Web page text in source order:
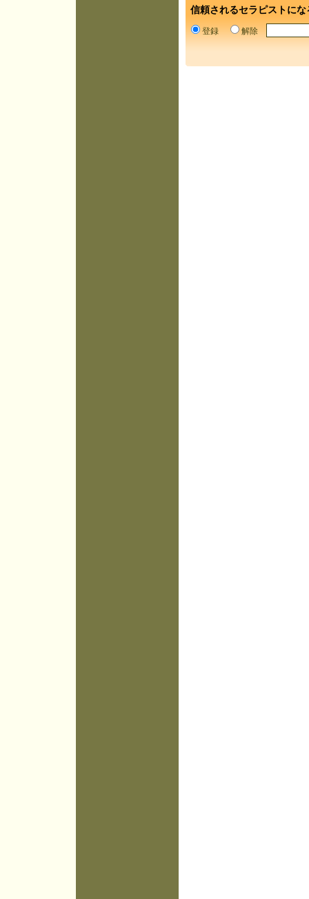
信頼されるセラピストにな
登録 解除